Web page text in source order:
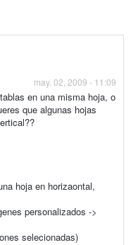
may. 02, 2009 - 11:09
en una misma hoja, o
que algunas hojas
hoja en horizaontal,
personalizados ->
selecionadas)